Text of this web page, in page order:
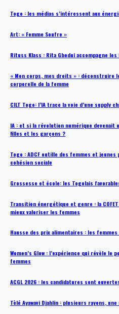
Togo : les médias s’intéressent aux
Art: « Femme Soufre »
Rituss Klass : Rita Gbodui accompagne
« Mon corps, mes droits » : déconstruire
corporelle de la femme
CILT Togo: l’IA trace la voie d’une supply
IA : et si la révolution numérique devenait
filles et les garçons ?
Togo : ADCF outille des femmes et
cohésion sociale
Grossesse et école: les Togolais
Transition énergétique et genre : la
mieux valoriser les femmes
Hausse des prix alimentaires : les
Women’s Glow : l’expérience qui révèle
femmes
ACGL 2026 : les candidatures sont
Tèlé Ayawavi Djahlin : plusieurs rayons,